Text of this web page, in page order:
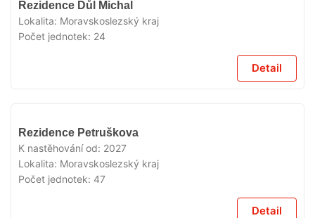
Rezidence Důl Michal
Lokalita: Moravskoslezský kraj
Počet jednotek: 24
Detail
Rezidence Petruškova
K nastěhování od: 2027
Lokalita: Moravskoslezský kraj
Počet jednotek: 47
Detail